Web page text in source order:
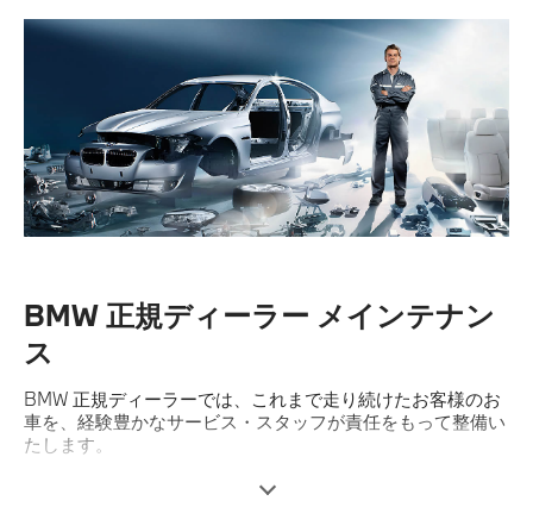
BMW 正規ディーラー メインテナン
ス
BMW 正規ディーラーでは、これまで走り続けたお客様のお
車を、経験豊かなサービス・スタッフが責任をもって整備い
たします。
BMW 独自の訓練を積んだBMW プロフェッショナルが提供